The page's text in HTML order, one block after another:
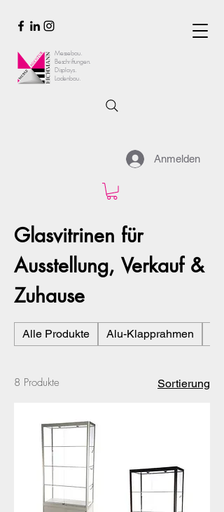
Messebau.
Beschriftungen.
Displays.
Ladenbau.
Anmelden
Glasvitrinen für
Ausstellung, Verkauf &
Zuhause
Alle Produkte Alu-Klapprahmen
8 Produkte Sortierung